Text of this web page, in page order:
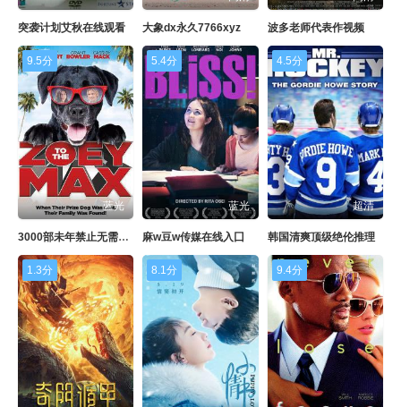
突袭计划艾秋在线观看 大象dx永久7766xyz 波多老师代表作视频
9.5分
蓝光
3000部未年禁止无需下载游戏
5.4分
蓝光
麻w豆w传媒在线入囗
4.5分
超清
韩国清爽顶级绝伦推理
1.3分 8.1分 9.4分